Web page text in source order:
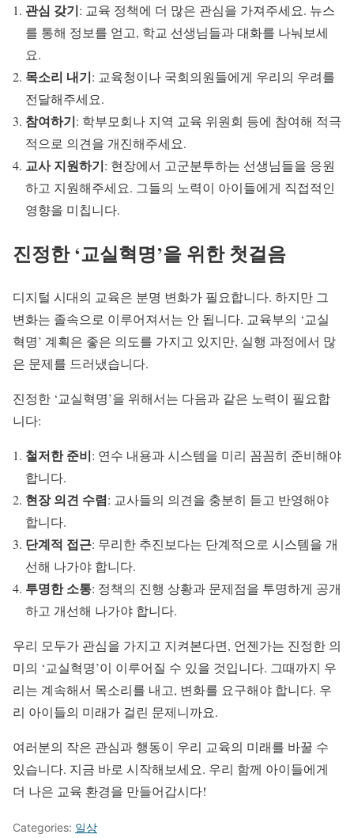
관심 갖기: 교육 정책에 더 많은 관심을 가져주세요. 뉴스
를 통해 정보를 얻고, 학교 선생님들과 대화를 나눠보세
요.
목소리 내기: 교육청이나 국회의원들에게 우리의 우려를
전달해주세요.
참여하기: 학부모회나 지역 교육 위원회 등에 참여해 적극
적으로 의견을 개진해주세요.
교사 지원하기: 현장에서 고군분투하는 선생님들을 응원
하고 지원해주세요. 그들의 노력이 아이들에게 직접적인
영향을 미칩니다.
진정한 ‘교실혁명’을 위한 첫걸음
디지털 시대의 교육은 분명 변화가 필요합니다. 하지만 그
변화는 졸속으로 이루어져서는 안 됩니다. 교육부의 ‘교실
혁명’ 계획은 좋은 의도를 가지고 있지만, 실행 과정에서 많
은 문제를 드러냈습니다.
진정한 ‘교실혁명’을 위해서는 다음과 같은 노력이 필요합
니다:
철저한 준비: 연수 내용과 시스템을 미리 꼼꼼히 준비해야
합니다.
현장 의견 수렴: 교사들의 의견을 충분히 듣고 반영해야
합니다.
단계적 접근: 무리한 추진보다는 단계적으로 시스템을 개
선해 나가야 합니다.
투명한 소통: 정책의 진행 상황과 문제점을 투명하게 공개
하고 개선해 나가야 합니다.
우리 모두가 관심을 가지고 지켜본다면, 언젠가는 진정한 의
미의 ‘교실혁명’이 이루어질 수 있을 것입니다. 그때까지 우
리는 계속해서 목소리를 내고, 변화를 요구해야 합니다. 우
리 아이들의 미래가 걸린 문제니까요.
여러분의 작은 관심과 행동이 우리 교육의 미래를 바꿀 수
있습니다. 지금 바로 시작해보세요. 우리 함께 아이들에게
더 나은 교육 환경을 만들어갑시다!
Categories: 일상